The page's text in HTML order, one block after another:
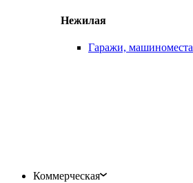
Нежилая
Гаражи, машиноместа
Коммерческая